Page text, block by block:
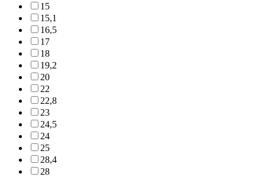
15
15,1
16,5
17
18
19,2
20
22
22,8
23
24,5
24
25
28,4
28